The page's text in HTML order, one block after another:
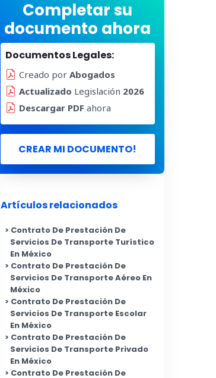
Completar su
documento ahora
Documentos Legales:
Creado por Abogados
Actualizado Legislación 2026
Descargar PDF ahora
CREAR MI DOCUMENTO!
Artículos relacionados
Contrato De Prestación De
Servicios De Transporte Turístico
En México
Contrato De Prestación De
Servicios De Transporte Aéreo En
México
Contrato De Prestación De
Servicios De Transporte Escolar
En México
Contrato De Prestación De
Servicios De Transporte Privado
En México
Contrato De Prestación De